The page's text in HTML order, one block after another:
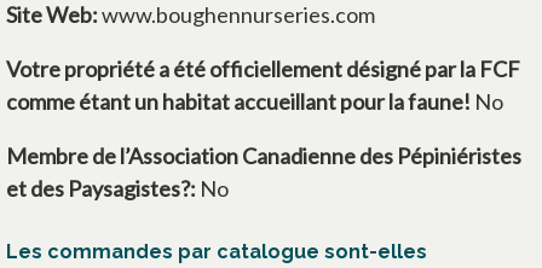
Site Web:www.boughennurseries.com
Votre propriété a été officiellement désigné par la FCF
comme étant un habitat accueillant pour la faune! No
Membre de l’Association Canadienne des Pépiniéristes
et des Paysagistes?: No
Les commandes par catalogue sont-elles